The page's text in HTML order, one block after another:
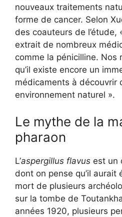
nouveaux traitements
forme de cancer. Selon
des coauteurs de l’étude,
extrait de nombreux
comme la pénicilline. Nos
qu’il existe encore un
médicaments à découvrir
environnement naturel ».
Le mythe de la
pharaon
L’aspergillus flavus est un
dont on pense qu’il aurait
mort de plusieurs
sur la tombe de
années 1920, plusieurs